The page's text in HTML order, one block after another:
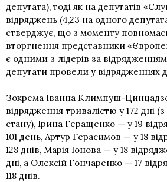
депутата), тоді як на депутатів
відряджень (4,23 на одного
стверджує, що з моменту
вторгнення представники
є одними з лідерів за
депутати провели у відрядженнях
Зокрема Іванна Климпуш-
відрядження тривалістю у 172 дні
стану), Ірина Геращенко — у 19
101 день, Артур Герасимов — у 18
128 днів, Марія Іонова — у 18
дні, а Олексій Гончаренко — 17
118 днів.